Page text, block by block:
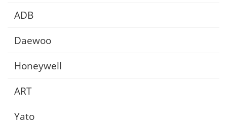
ADB
Daewoo
Honeywell
ART
Yato